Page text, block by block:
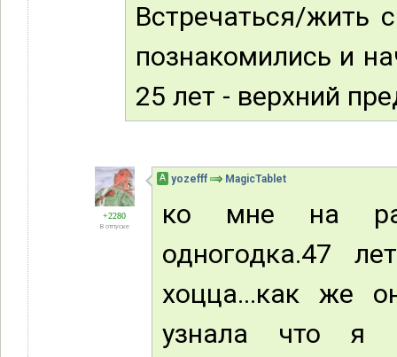
Встречаться/жить
познакомились и
25 лет - верхний
+2280
В отпуске
А yozefff MagicTablet
ко мне на
одногодка.47
хоцца...как же
узнала что я